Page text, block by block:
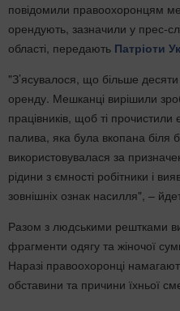
повідомили правоохоронцям
орендують, зазначили у прес-
області, передають Патріоти
"З’ясувалося, що більше
оренду. Мешканці вирішили
працівників, щоб ті
палива, яка була вкопана біля
використовувалася за
рідини з ємності робітники і
зовнішніх ознак насилля", –
Разом з людськими рештками
фрагменти одягу та жіночої
Наразі правоохоронці
обставини та причини їхньої